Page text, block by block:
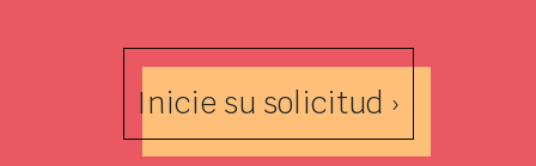
Inicie su solicitud ›